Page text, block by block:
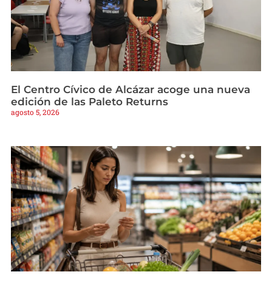
El Centro Cívico de Alcázar acoge una nueva
edición de las Paleto Returns
agosto 5, 2026